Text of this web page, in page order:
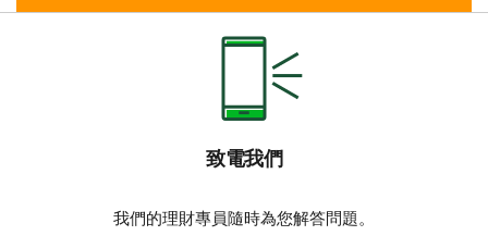
致電我們
我們的理財專員隨時為您解答問題。